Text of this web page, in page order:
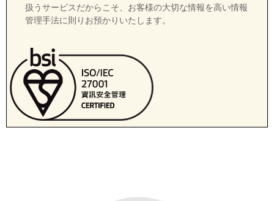
扱うサービスだからこそ、お客様の大切な情報を高い情報
管理手法に則りお預かりいたします。